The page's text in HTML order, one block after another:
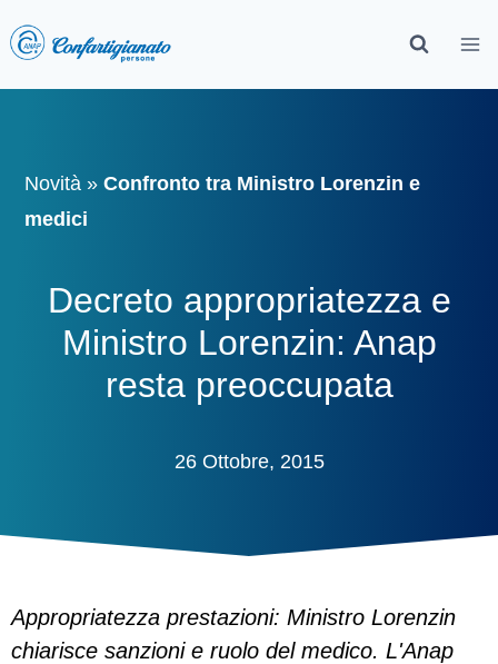
Novità »Confronto tra Ministro Lorenzin e
medici
Decreto appropriatezza e
Ministro Lorenzin: Anap
resta preoccupata
26 Ottobre, 2015
Appropriatezza prestazioni: Ministro Lorenzin
chiarisce sanzioni e ruolo del medico. L'Anap